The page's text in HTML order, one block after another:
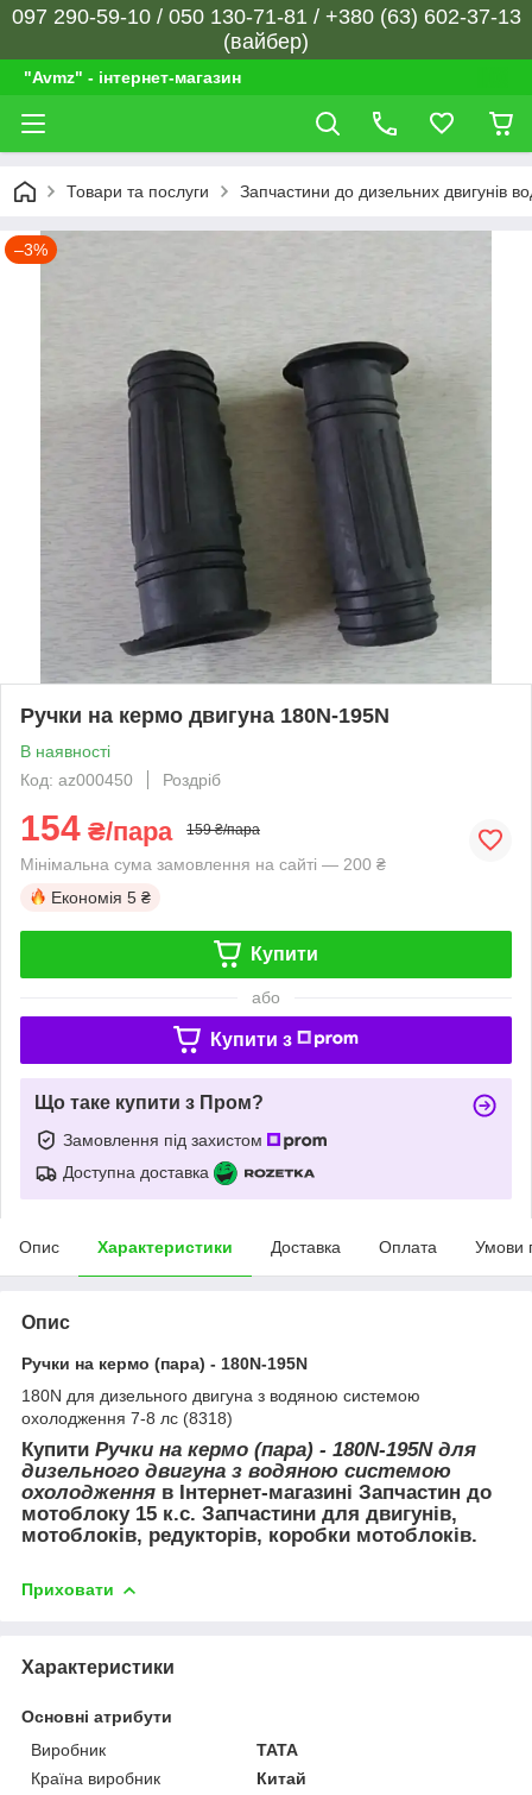
097 290-59-10 / 050 130-71-81 / +380 (63) 602-37-13
(вайбер)
"Avmz" - інтернет-магазин
Товари та послуги Запчастини до дизельних двигунів
–3%
Ручки на кермо двигуна 180N-195N
В наявності
Код: az000450
Роздріб
154 ₴/пара 159 ₴/пара
Мінімальна сума замовлення на сайті — 200 ₴
Економія 5 ₴
Купити
або
Купити з
Що таке купити з Пром?
Замовлення під захистом
Доступна доставка
Опис Характеристики Доставка Оплата Умови
Опис
Ручки на кермо (пара) - 180N-195N
180N для дизельного двигуна з водяною системою
охолодження 7-8 лс (8318)
Купити Ручки на кермо (пара) - 180N-195N для
дизельного двигуна з водяною системою
охолодження в Інтернет-магазині Запчастин до
мотоблоку 15 к.с. Запчастини для двигунів,
мотоблоків, редукторів, коробки мотоблоків.
Приховати
Характеристики
Основні атрибути
Виробник
TATA
Країна виробник
Китай